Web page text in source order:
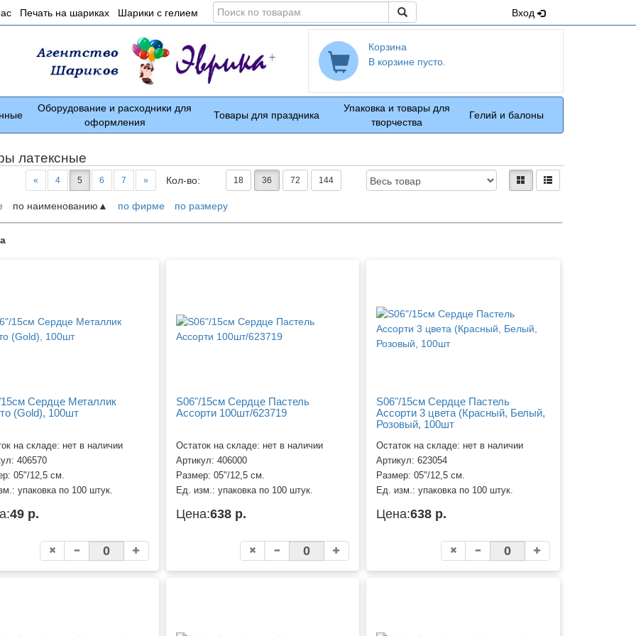
Печать на шариках Шарики с гелием
Поиск
товарам
Вход
Корзина
В корзине пусто.
Оборудование и расходники для
оформления
Товары для праздника
Упаковка и товары для
творчества
Гелий и балоны
латексные
« 4 5 6 7 » Кол-во: 18 36 72 144
Доступность: Вид:плиткамирядами
по наименованию по фирме по размеру
15см Сердце Металлик
(Gold), 100шт
на складе: нет в наличии
406570
05"/12,5 см.
упаковка по 100 штук.
49 р.
S06"/15см Сердце Пастель
Ассорти 100шт/623719
Остаток на складе: нет в наличии
Артикул: 406000
Размер: 05"/12,5 см.
Ед. изм.: упаковка по 100 штук.
Цена:638 р.
S06"/15см Сердце Пастель
Ассорти 3 цвета (Красный, Белый,
Розовый, 100шт
Остаток на складе: нет в наличии
Артикул:623054
Размер:05"/12,5 см.
Ед. изм.:упаковка по 100 штук.
Цена:638 р.